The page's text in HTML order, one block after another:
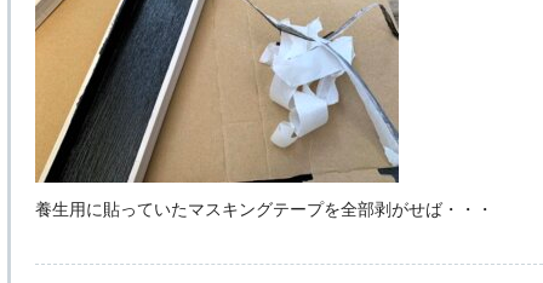
養生用に貼っていたマスキングテープを全部剥がせば・・・